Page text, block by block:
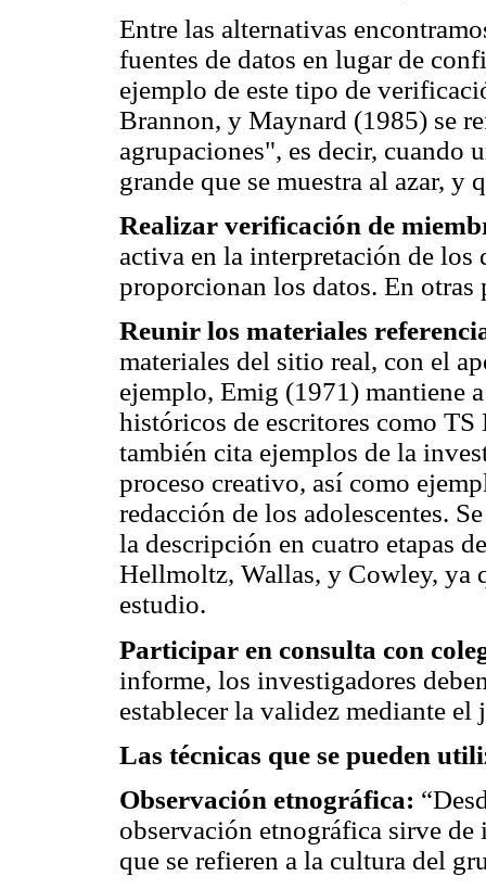
Entre las alternativas
fuentes de datos en lugar de
ejemplo de este tipo de
Brannon, y Maynard (1985) se
agrupaciones", es decir, cuando
grande que se muestra al azar, y
Realizar verificación de
activa en la interpretación de
proporcionan los datos. En otras
Reunir los materiales
materiales del sitio real, con el
ejemplo, Emig (1971) mantiene
históricos de escritores como
también cita ejemplos de la
proceso creativo, así como
redacción de los adolescentes.
la descripción en cuatro etapas
Hellmoltz, Wallas, y Cowley, ya
estudio.
Participar en consulta con
informe, los investigadores
establecer la validez mediante
Las técnicas que se pueden
Observación etnográfica:
observación etnográfica sirve
que se refieren a la cultura del